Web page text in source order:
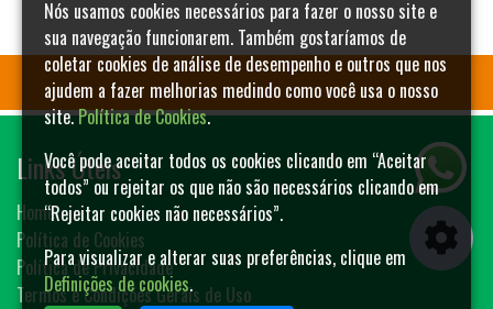
Links Úteis
Home
Política de Cookies
Política de Privacidade
Termos e Condições Gerais de Uso
Nós usamos cookies necessários para fazer o nosso site e
sua navegação funcionarem. Também gostaríamos de
coletar cookies de análise de desempenho e outros que nos
ajudem a fazer melhorias medindo como você usa o nosso
site.Política de Cookies.
Você pode aceitar todos os cookies clicando em “Aceitar
todos” ou rejeitar os que não são necessários clicando em
“Rejeitar cookies não necessários”.
Para visualizar e alterar suas preferências, clique em
Definições de cookies.